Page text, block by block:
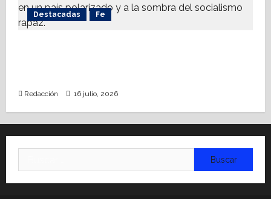
Destacadas Fe
Redacción 16 julio, 2026